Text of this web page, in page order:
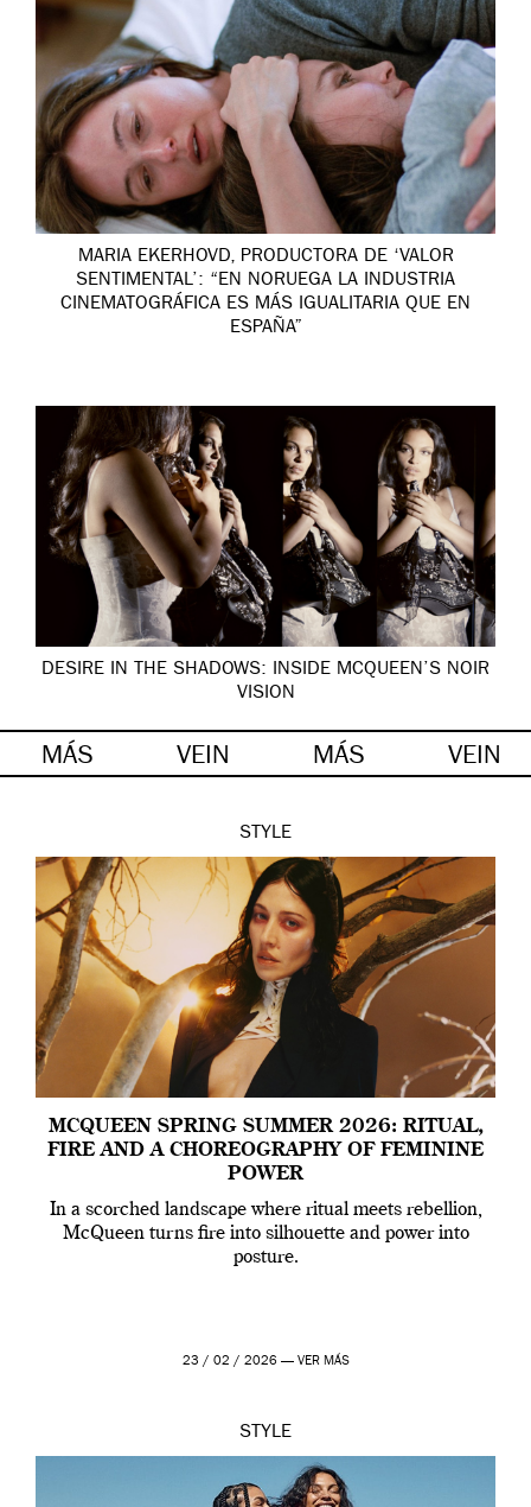
MARIA EKERHOVD, PRODUCTORA DE ‘VALOR
SENTIMENTAL’: “EN NORUEGA LA INDUSTRIA
CINEMATOGRÁFICA ES MÁS IGUALITARIA QUE EN
ESPAÑA”
DESIRE IN THE SHADOWS: INSIDE MCQUEEN’S NOIR
VISION
MÁS VEIN MÁS VEIN
STYLE
MCQUEEN SPRING SUMMER 2026: RITUAL,
FIRE AND A CHOREOGRAPHY OF FEMININE
POWER
In a scorched landscape where ritual meets rebellion,
McQueen turns fire into silhouette and power into
posture.
23 / 02 / 2026 — VER MÁS
STYLE